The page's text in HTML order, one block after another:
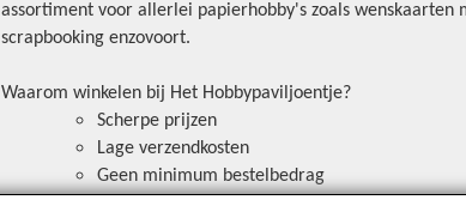
assortiment voor allerlei papierhobby's zoals wenskaarten
scrapbooking enzovoort.
Waarom winkelen bij Het Hobbypaviljoentje?
Scherpe prijzen
Lage verzendkosten
Geen minimum bestelbedrag